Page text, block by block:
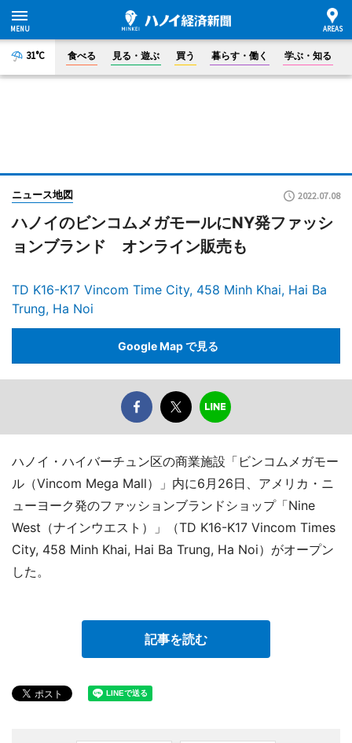
31°C 食べる 見る・遊ぶ 買う 暮らす・働く 学ぶ・知る
ニュース地図 2022.07.08
ハノイのビンコムメガモールにNY発ファッシ
ョンブランド オンライン販売も
TD K16-K17 Vincom Time City, 458 Minh Khai, Hai Ba
Trung, Ha Noi
Google Map で見る
ハノイ・ハイバーチュン区の商業施設「ビンコムメガモー
ル（Vincom Mega Mall）」内に6月26日、アメリカ・ニ
ューヨーク発のファッションブランドショップ「Nine
West（ナインウエスト）」（TD K16-K17 Vincom Times
City, 458 Minh Khai, Hai Ba Trung, Ha Noi）がオープン
した。
記事を読む